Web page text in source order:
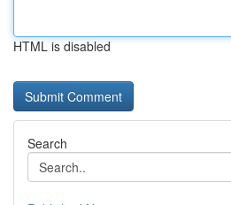
HTML is disabled
Search